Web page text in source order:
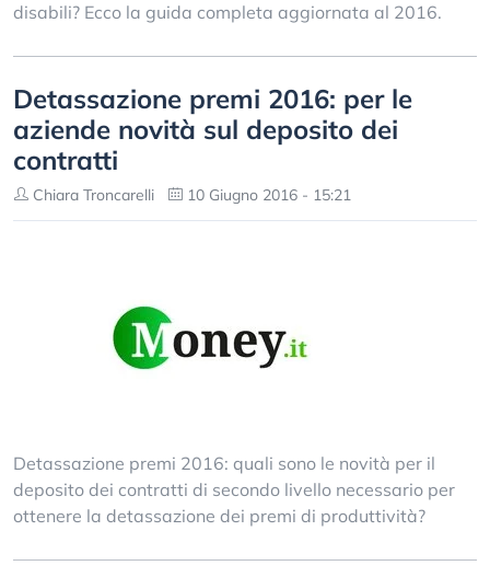
disabili? Ecco la guida completa aggiornata al 2016.
Detassazione premi 2016: per le
aziende novità sul deposito dei
contratti
Chiara Troncarelli 10 Giugno 2016 - 15:21
Detassazione premi 2016: quali sono le novità per il
deposito dei contratti di secondo livello necessario per
ottenere la detassazione dei premi di produttività?